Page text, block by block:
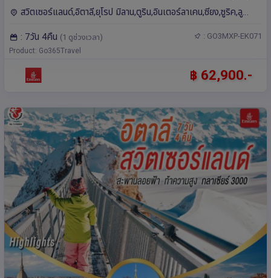
สวิตเซอร์แลนด์,อิตาลี,ยุโรป มิลาน,ตูริน,อินเตอร์ลาเคน,ซียง,ซูริค,ลู
: 7วัน 4คืน (1 ดูช่วงเวลา) : GO3MXP-EK071
Product: Go365Travel
฿ 62,900.-